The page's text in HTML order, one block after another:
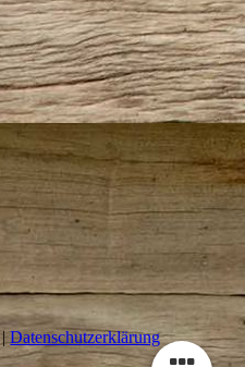
|Datenschutzerklärung